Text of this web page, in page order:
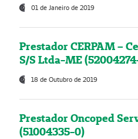
01 de Janeiro de 2019
Prestador CERPAM –
S/S Ltda-ME
18 de Outubro de 2019
Prestador Oncoped
(51004335-0)